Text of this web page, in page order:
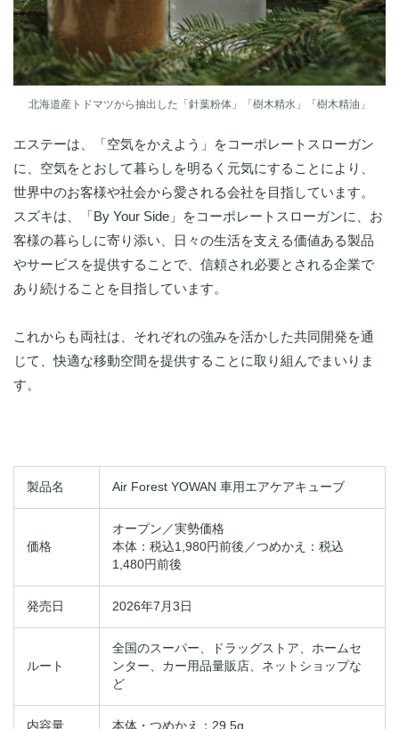
北海道産トドマツから抽出した「針葉粉体」「樹木精水」「樹木精油」
エステーは、「空気をかえよう」をコーポレートスローガン
に、空気をとおして暮らしを明るく元気にすることにより、
世界中のお客様や社会から愛される会社を目指しています。
スズキは、「By Your Side」をコーポレートスローガンに、お
客様の暮らしに寄り添い、日々の生活を支える価値ある製品
やサービスを提供することで、信頼され必要とされる企業で
あり続けることを目指しています。
これからも両社は、それぞれの強みを活かした共同開発を通
じて、快適な移動空間を提供することに取り組んでまいりま
す。
製品名 Air Forest YOWAN 車用エアケアキューブ
価格
オープン／実勢価格
本体：税込1,980円前後／つめかえ：税込
1,480円前後
発売日 2026年7月3日
ルート
全国のスーパー、ドラッグストア、ホームセ
ンター、カー用品量販店、ネットショップな
ど
内容量 本体・つめかえ：29.5g